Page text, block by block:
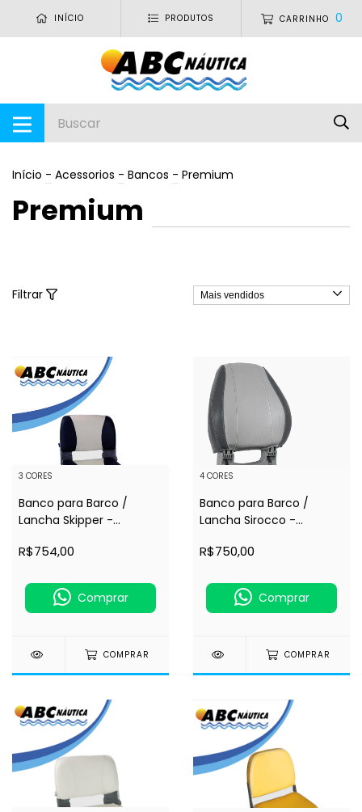
INÍCIO PRODUTOS CARRINHO 0
Início - Acessorios - Bancos - Premium
Premium
Filtrar
3 CORES
Banco para Barco /
Lancha Skipper -
(184158)
R$754,00
Comprar
COMPRAR
4 CORES
Banco para Barco /
Lancha Sirocco -
Ocean South (MA 705)
R$750,00
Comprar
COMPRAR